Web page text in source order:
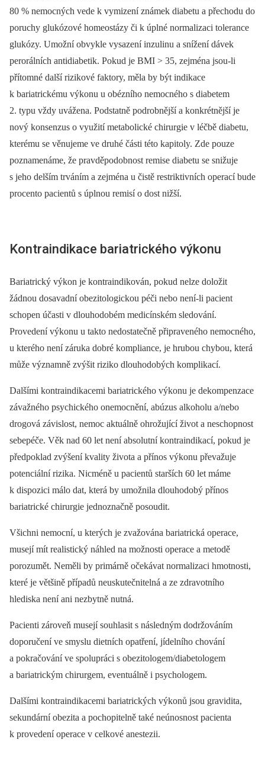
80 % nemocných vede k vymizení známek diabetu a přechodu do
poruchy glukózové homeostázy či k úplné normalizaci tolerance
glukózy. Umožní obvykle vysazení inzulinu a snížení dávek
perorálních antidiabetik. Pokud je BMI > 35, zejména jsou-li
přítomné další rizikové faktory, měla by být indikace
k bariatrickému výkonu u obézního nemocného s diabetem
2. typu vždy uvážena. Podstatně podrobnější a konkrétnější je
nový konsenzus o využití metabolické chirurgie v léčbě diabetu,
kterému se věnujeme ve druhé části této kapitoly. Zde pouze
poznamenáme, že pravděpodobnost remise diabetu se snižuje
s jeho delším trváním a zejména u čistě restriktivních operací bude
procento pacientů s úplnou remisí o dost nižší.
Kontraindikace bariatrického výkonu
Bariatrický výkon je kontraindikován, pokud nelze doložit
žádnou dosavadní obezitologickou péči nebo není-li pacient
schopen účasti v dlouhodobém medicínském sledování.
Provedení výkonu u takto nedostatečně připraveného nemocného,
u kterého není záruka dobré kompliance, je hrubou chybou, která
může významně zvýšit riziko dlouho­dobých komplikací.
Dalšími kontraindikacemi bariatrického výkonu je dekom­penzace
závažného psychického onemocnění, abúzus alkoholu a/nebo
drogová závislost, nemoc aktuálně ohrožující život a neschopnost
sebepéče. Věk nad 60 let není absolutní kontraindikací, pokud je
předpoklad zvýšení kvality života a přínos výkonu převažuje
potenciální rizika. Nicméně u pacientů starších 60 let máme
k dispozici málo dat, která by umožnila dlouhodobý přínos
bariatrické chirurgie jednoznačně posoudit.
Všichni nemocní, u kterých je zvažována bariatrická operace,
musejí mít realistický náhled na možnosti operace a metodě
porozumět. Neměli by primárně očekávat normalizaci hmotnosti,
které je většině případů neuskutečnitelná a ze zdravotního
hlediska není ani nezbytně nutná.
Pacienti zároveň musejí souhlasit s následným dodržováním
doporučení ve smyslu dietních opatření, jídelního chování
a pokračování ve spolupráci s obezitologem/diabetologem
a bariatrickým chirurgem, eventuálně i psychologem.
Dalšími kontraindikacemi bariatrických výkonů jsou gravidita,
sekundární obezita a pochopitelně také neúnosnost pacienta
k provedení operace v celkové anestezii.